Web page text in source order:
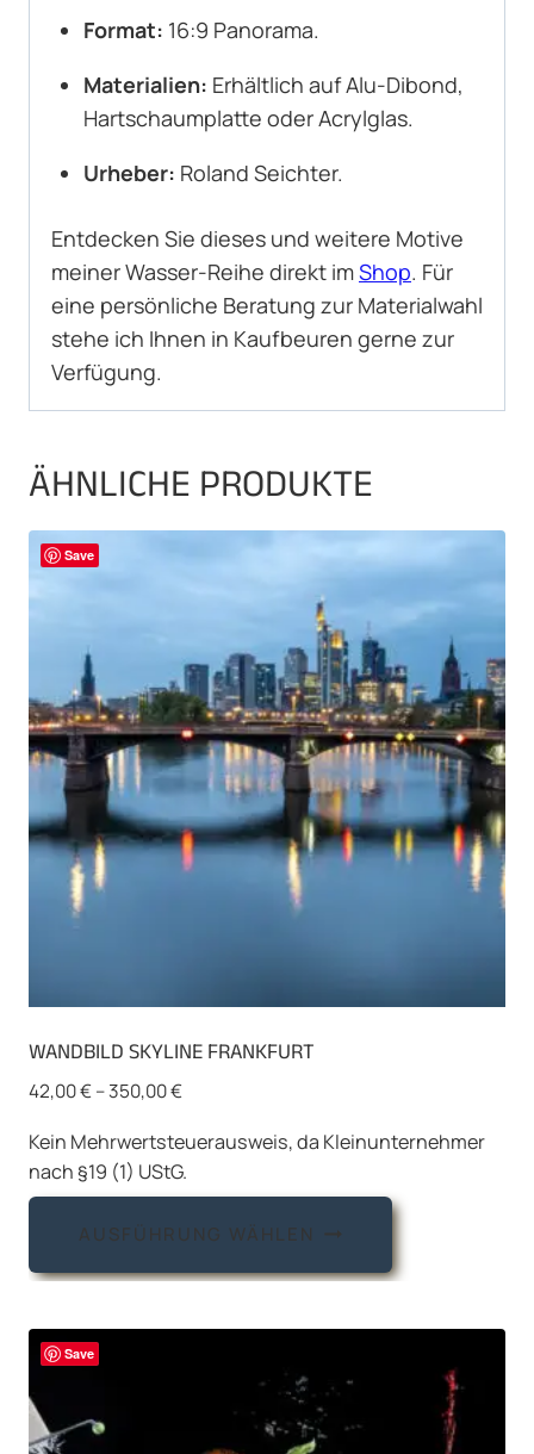
Format: 16:9 Panorama.
Materialien: Erhältlich auf Alu-Dibond,
Hartschaumplatte oder Acrylglas.
Urheber: Roland Seichter.
Entdecken Sie dieses und weitere Motive
meiner Wasser-Reihe direkt imShop. Für
eine persönliche Beratung zur Materialwahl
stehe ich Ihnen in Kaufbeuren gerne zur
Verfügung.
ÄHNLICHE PRODUKTE
Save
WANDBILD SKYLINE FRANKFURT
42,00€–350,00€
Kein Mehrwertsteuerausweis, da Kleinunternehmer
nach §19 (1) UStG.
AUSFÜHRUNG WÄHLEN
Dieses
weist
Optionen
Save